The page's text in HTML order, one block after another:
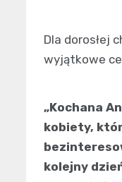
Dla dorosłej
wyjątkowe
„Kochana
kobiety,
kolejny